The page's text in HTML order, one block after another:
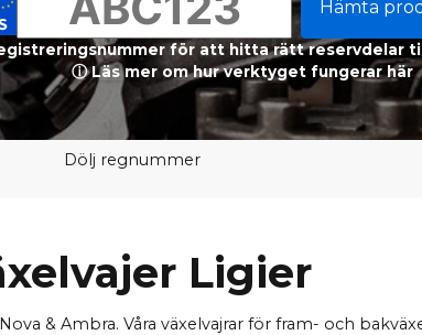
Hämta
för att hitta rätt reservdelar
ⓘ Läs mer om hur verktyget fungerar här
Dölj regnummer
Ligier
Nova & Ambra. Våra växelvajrar för fram- och